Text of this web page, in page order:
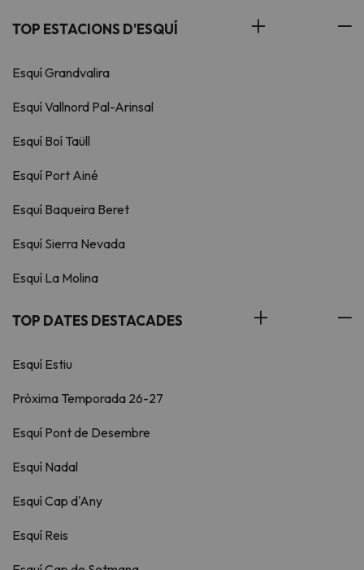
TOP ESTACIONS D'ESQUÍ
Esquí Grandvalira
Esquí Vallnord Pal-Arinsal
Esquí Boí Taüll
Esquí Port Ainé
Esquí Baqueira Beret
Esquí Sierra Nevada
Esquí La Molina
TOP DATES DESTACADES
Esquí Estiu
Pròxima Temporada 26-27
Esquí Pont de Desembre
Esquí Nadal
Esquí Cap d'Any
Esquí Reis